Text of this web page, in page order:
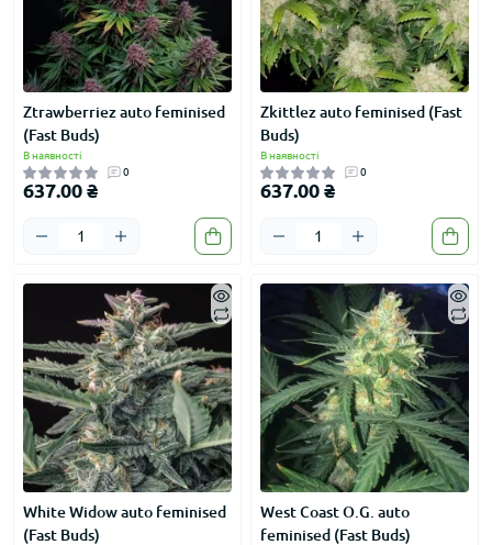
Ztrawberriez auto feminised
(Fast Buds)
В наявності
0
637.00 ₴
Zkittlez auto feminised (Fast
Buds)
В наявності
0
637.00 ₴
White Widow auto feminised
(Fast Buds)
West Coast O.G. auto
feminised (Fast Buds)